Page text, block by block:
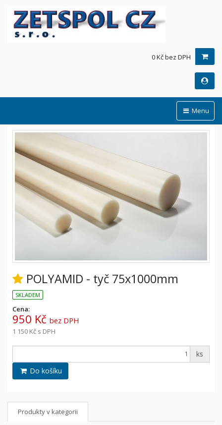
0 Kč bez DPH
Menu
POLYAMID - tyč 75x1000mm
SKLADEM
Cena:
950 Kč bez DPH
1 150 Kč s DPH
ks
Do košíku
Produkty v kategorii